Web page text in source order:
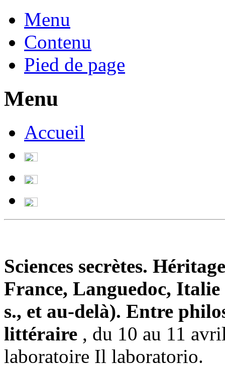
Menu
Contenu
Pied de page
Menu
Accueil
Sciences secrètes.
France, Languedoc,
s., et au-delà). Entre
littéraire , du 10 au 11
laboratoire Il laboratorio.